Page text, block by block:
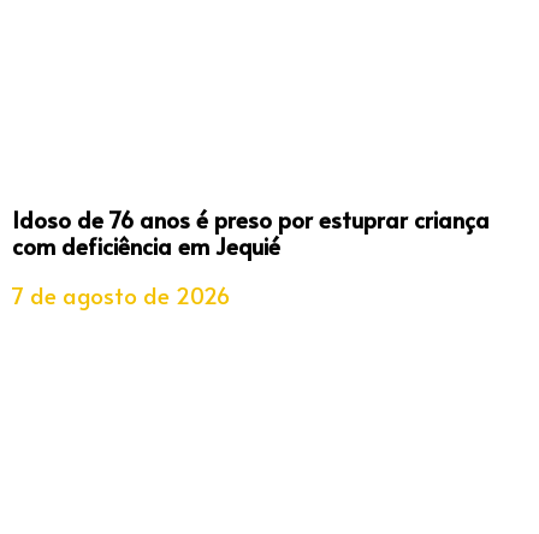
Idoso de 76 anos é preso por estuprar criança
com deficiência em Jequié
7 de agosto de 2026